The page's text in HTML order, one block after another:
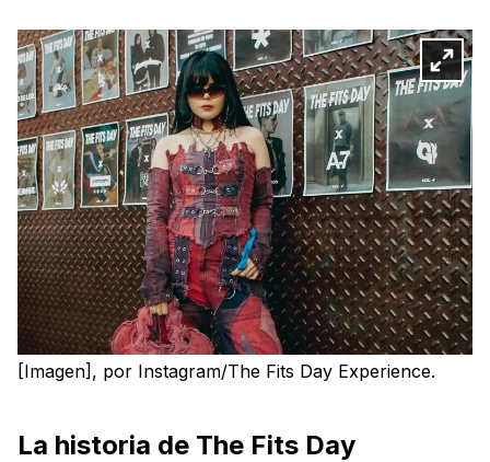
[Imagen], por Instagram/The Fits Day Experience.
La historia de The Fits Day